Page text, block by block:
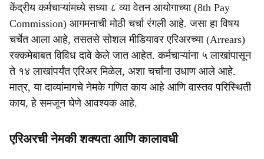
a
r
e
केंद्रीय कर्मचाऱ्यांमध्ये सध्या ८ व्या वेतन आयोगाच्या (8th Pay
Commission) आगमनाची मोठी चर्चा रंगली आहे. जसा हा विषय
चर्चेत आला आहे, तसतसे सोशल मीडियावर एरिअरच्या (Arrears)
रक्कमेबाबत विविध दावे केले जात आहेत. कर्मचाऱ्यांना ५ लाखांपासून
ते १४ लाखांपर्यंत एरिअर मिळेल, अशा चर्चांना उधाण आले आहे.
मात्र, या दाव्यांमागचे नेमके गणित काय आहे आणि वास्तव परिस्थिती
काय, हे समजून घेणे आवश्यक आहे.
एरिअरची नेमकी शक्यता आणि कालावधी